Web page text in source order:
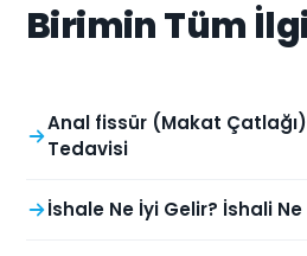
Birimin Tüm
Anal fissür (Makat
Tedavisi
İshale Ne İyi Gelir? İshali Ne